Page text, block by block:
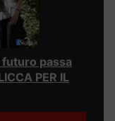
futuro passa
PER IL